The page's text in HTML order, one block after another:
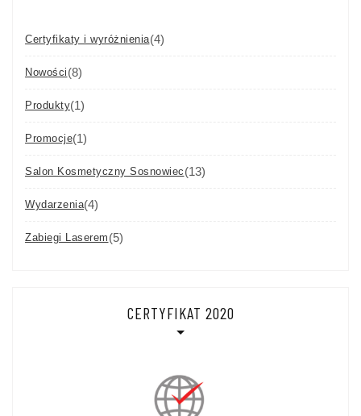
Certyfikaty i wyróżnienia(4)
Nowości (8)
Produkty(1)
Promocje(1)
Salon Kosmetyczny Sosnowiec (13)
Wydarzenia(4)
Zabiegi Laserem (5)
CERTYFIKAT 2020